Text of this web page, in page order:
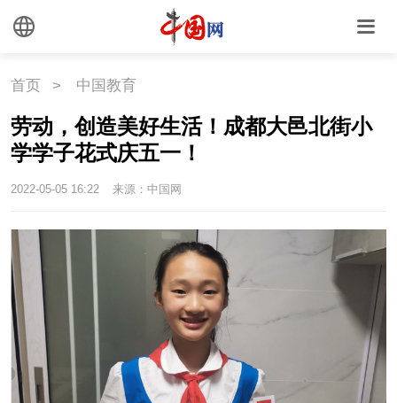
中国关键词
文化
文化 文创 艺术
中国瓷
国情
国情 助残 一带一路
首页 > 中国教育
劳动，创造美好生活！成都大邑北街小
学学子花式庆五一！
2022-05-05 16:22 来源：中国网